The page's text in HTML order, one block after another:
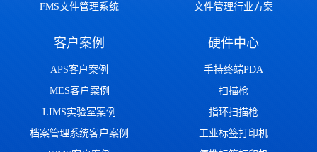
FMS文件管理系统
文件管理行业方案
客户案例
APS客户案例
MES客户案例
LIMS实验室案例
档案管理系统客户案例
硬件中心
手持终端PDA
扫描枪
指环扫描枪
工业标签打印机